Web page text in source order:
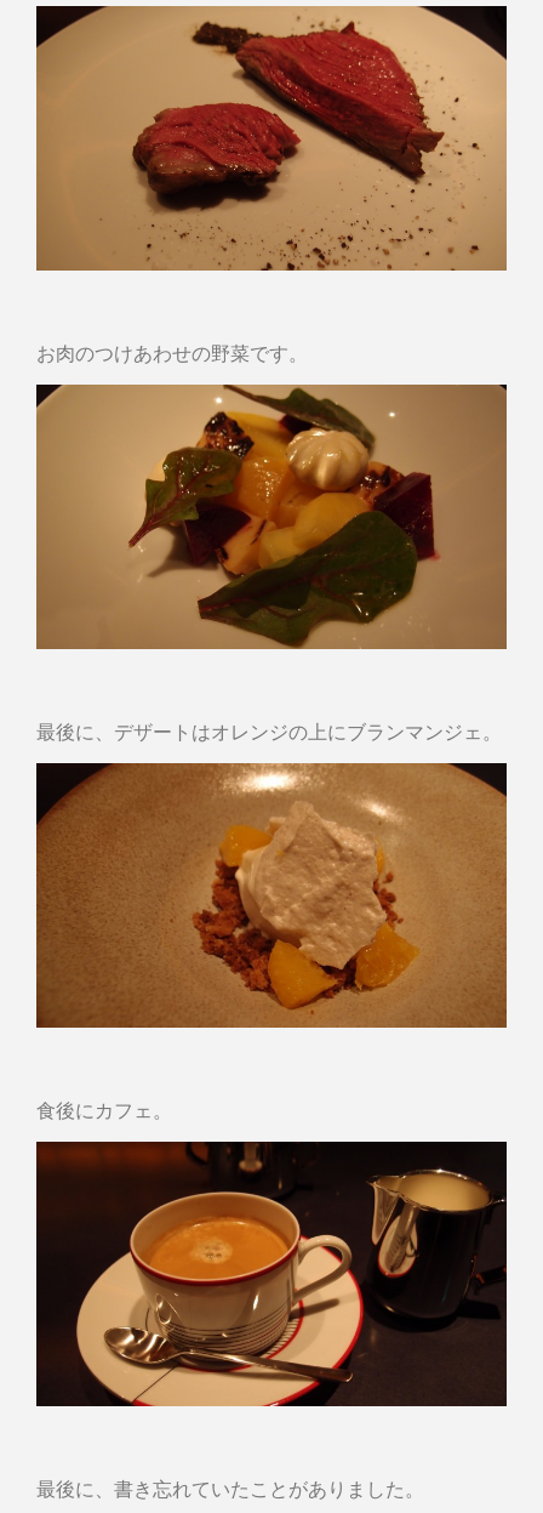
お肉のつけあわせの野菜です。
最後に、デザートはオレンジの上にブランマンジェ。
食後にカフェ。
最後に、書き忘れていたことがありました。